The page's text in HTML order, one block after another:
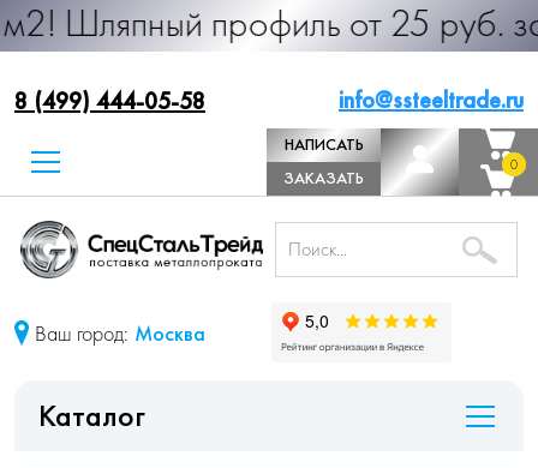
профиль от 25 руб. за м.п.
8 (499) 444-05-58 info@ssteeltrade.ru
НАПИСАТЬ
ДИРЕКТОРУ
ЗАКАЗАТЬ
ЗВОНОК
0
0
Ваш город: Москва
Каталог